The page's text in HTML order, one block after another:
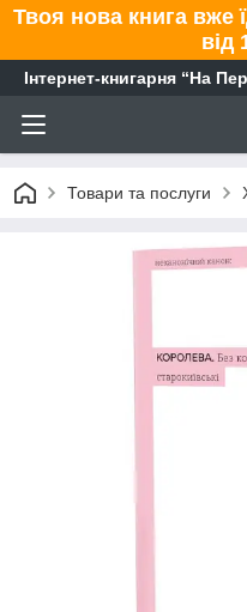
Твоя нова книга вже
від
Інтернет-книгарня “На
Товари та послуги